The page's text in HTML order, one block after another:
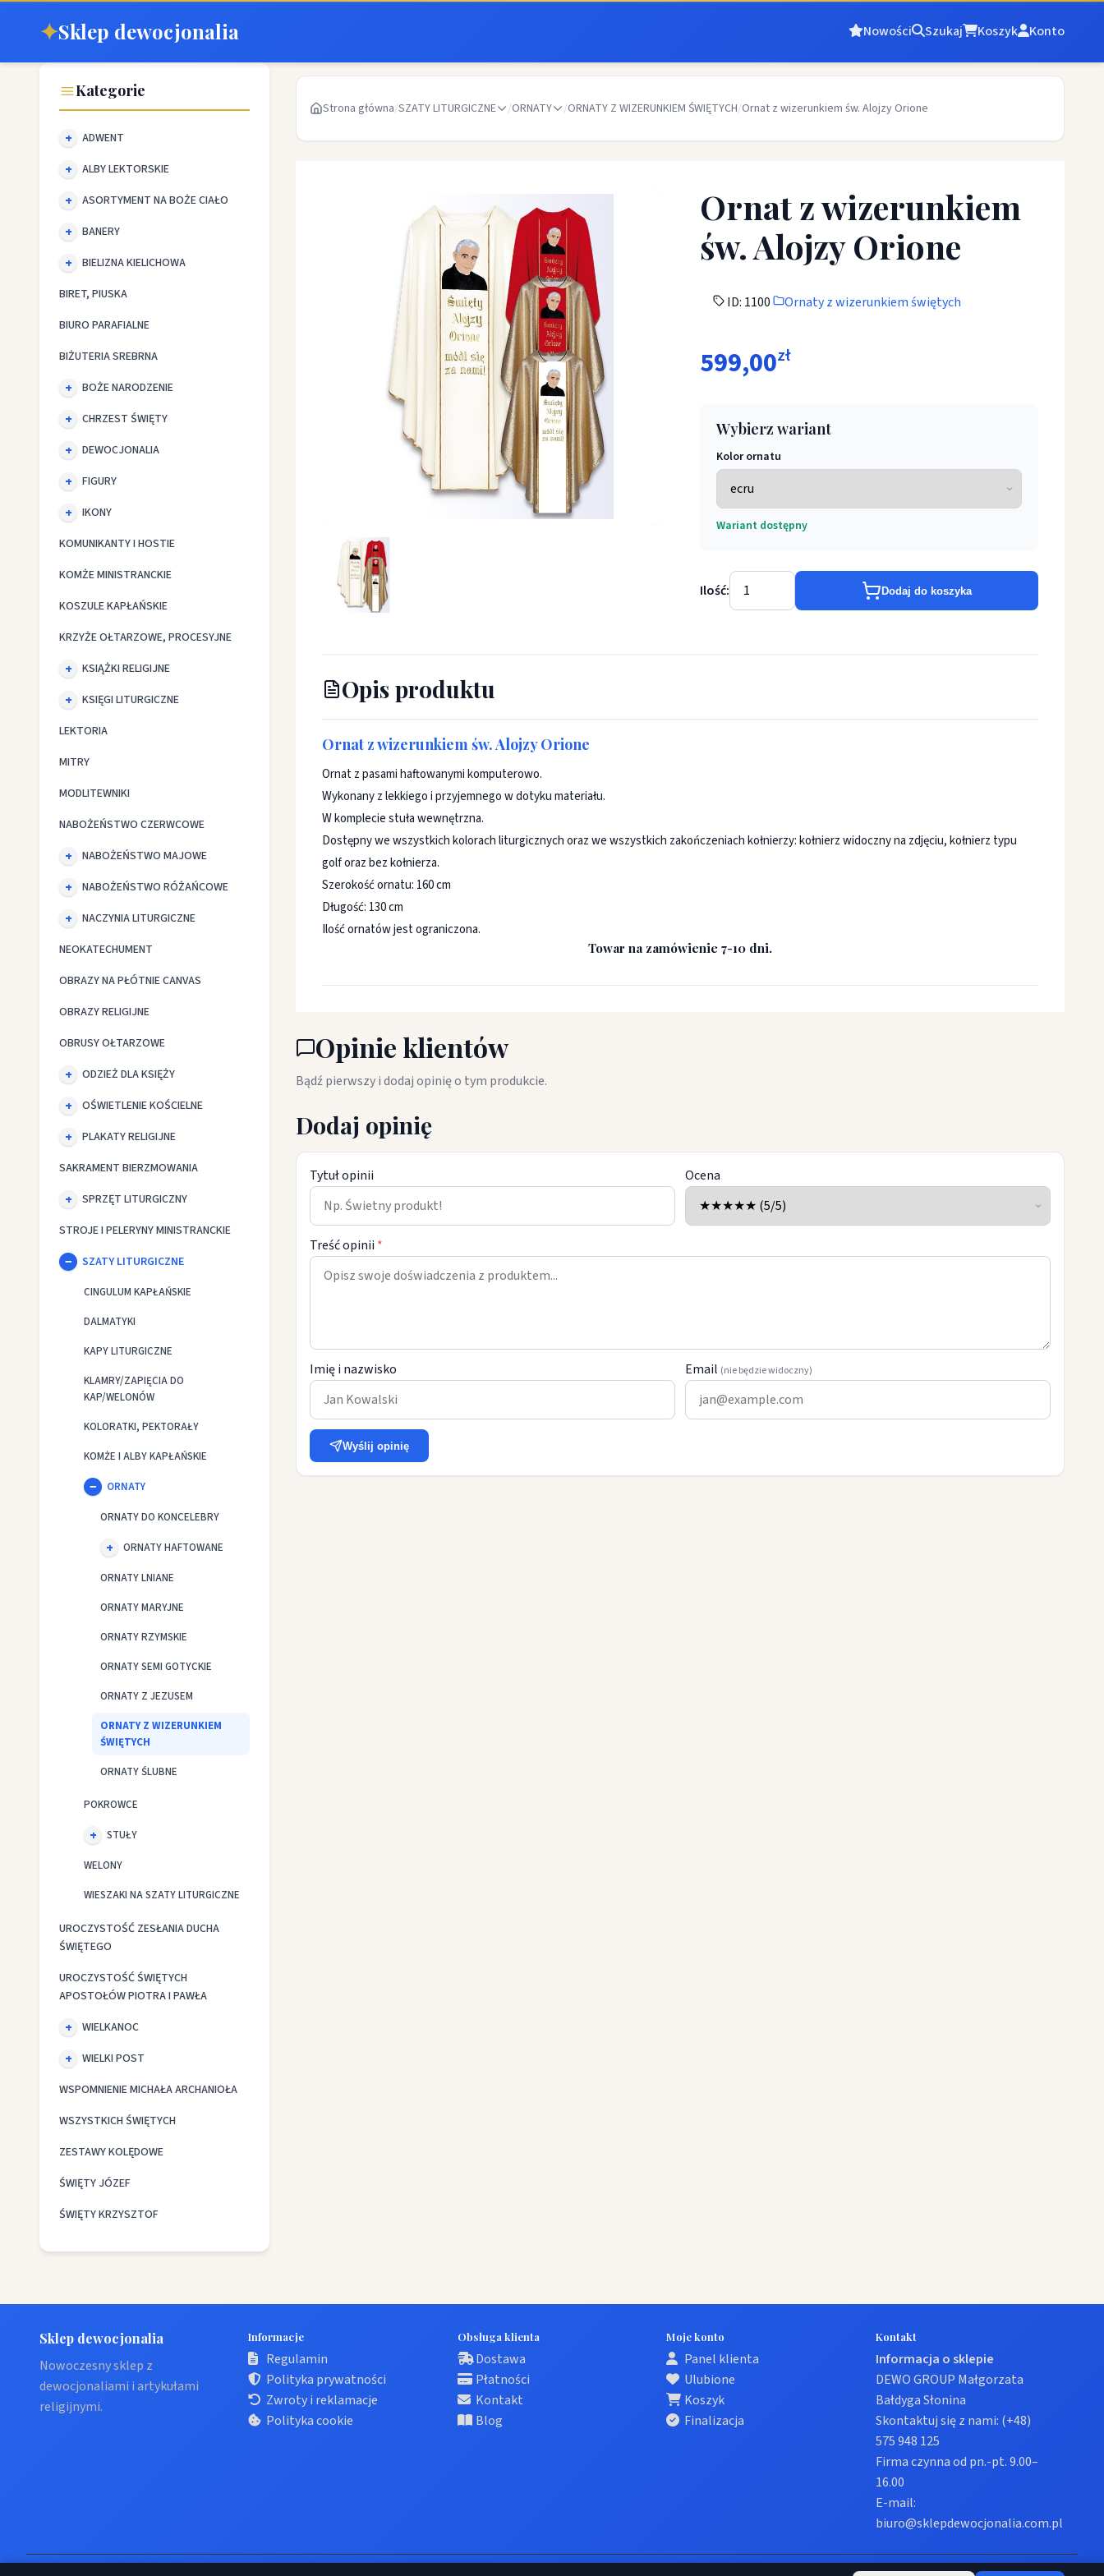
✦Sklep dewocjonalia Nowości Szukaj Koszyk Konto
Kategorie
ADWENT
ALBY LEKTORSKIE
ASORTYMENT NA BOŻE CIAŁO
BANERY
BIELIZNA KIELICHOWA
BIRET, PIUSKA
BIURO PARAFIALNE
BIŻUTERIA SREBRNA
BOŻE NARODZENIE
CHRZEST ŚWIĘTY
DEWOCJONALIA
FIGURY
IKONY
KOMUNIKANTY I HOSTIE
KOMŻE MINISTRANCKIE
KOSZULE KAPŁAŃSKIE
KRZYŻE OŁTARZOWE, PROCESYJNE
KSIĄŻKI RELIGIJNE
KSIĘGI LITURGICZNE
LEKTORIA
MITRY
MODLITEWNIKI
NABOŻEŃSTWO CZERWCOWE
NABOŻEŃSTWO MAJOWE
NABOŻEŃSTWO RÓŻAŃCOWE
NACZYNIA LITURGICZNE
NEOKATECHUMENT
OBRAZY NA PŁÓTNIE CANVAS
OBRAZY RELIGIJNE
OBRUSY OŁTARZOWE
ODZIEŻ DLA KSIĘŻY
OŚWIETLENIE KOŚCIELNE
PLAKATY RELIGIJNE
SAKRAMENT BIERZMOWANIA
SPRZĘT LITURGICZNY
STROJE I PELERYNY MINISTRANCKIE
SZATY LITURGICZNE
CINGULUM KAPŁAŃSKIE
DALMATYKI
KAPY LITURGICZNE
KLAMRY/ZAPIĘCIA DO
KAP/WELONÓW
KOLORATKI, PEKTORAŁY
KOMŻE I ALBY KAPŁAŃSKIE
ORNATY
ORNATY DO KONCELEBRY
ORNATY HAFTOWANE
ORNATY LNIANE
ORNATY MARYJNE
ORNATY RZYMSKIE
ORNATY SEMI GOTYCKIE
ORNATY Z JEZUSEM
ORNATY Z WIZERUNKIEM
ŚWIĘTYCH
ORNATY ŚLUBNE
POKROWCE
STUŁY
WELONY
WIESZAKI NA SZATY LITURGICZNE
UROCZYSTOŚĆ ZESŁANIA DUCHA
ŚWIĘTEGO
UROCZYSTOŚĆ ŚWIĘTYCH
APOSTOŁÓW PIOTRA I PAWŁA
WIELKANOC
WIELKI POST
WSPOMNIENIE MICHAŁA ARCHANIOŁA
WSZYSTKICH ŚWIĘTYCH
ZESTAWY KOLĘDOWE
ŚWIĘTY JÓZEF
ŚWIĘTY KRZYSZTOF
Strona główna/SZATY LITURGICZNE /ORNATY /ORNATY Z WIZERUNKIEM ŚWIĘTYCH/Ornat z wizerunkiem św. Alojzy Orione
Ornat z wizerunkiem św. Alojzy Orione - Ornaty z wizerunkiem świętych - Ornat z wizerunkiem św. Alojzy Orione
Ornat z wizerunkiem
św. Alojzy Orione
ID: 1100 Ornaty z wizerunkiem świętych
599,00zł
Wybierz wariant
Kolor ornatu
Wariant dostępny
Ilość: Dodaj do koszyka
Opis produktu
Ornat z wizerunkiem św. Alojzy Orione
Ornat z pasami haftowanymi komputerowo.
Wykonany z lekkiego i przyjemnego w dotyku materiału.
W komplecie stuła wewnętrzna.
Dostępny we wszystkich kolorach liturgicznych oraz we wszystkich zakończeniach kołnierzy: kołnierz widoczny na zdjęciu, kołnierz typu
golf oraz bez kołnierza.
Szerokość ornatu: 160 cm
Długość: 130 cm
Ilość ornatów jest ograniczona.
Towar na zamówienie 7-10 dni.
Opinie klientów
Bądź pierwszy i dodaj opinię o tym produkcie.
Dodaj opinię
Tytuł opinii Ocena
Treść opinii *
Imię i nazwisko Email (nie będzie widoczny)
Wyślij opinię
Sklep dewocjonalia
Nowoczesny sklep z
dewocjonaliami i artykułami
religijnymi.
Informacje
Regulamin
Polityka prywatności
Zwroty i reklamacje
Polityka cookie
Obsługa klienta
Dostawa
Płatności
Kontakt
Blog
Moje konto
Panel klienta
Ulubione
Koszyk
Finalizacja
Kontakt
Informacja o sklepie
DEWO GROUP Małgorzata
Bałdyga Słonina
Skontaktuj się z nami: (+48)
575 948 125
Firma czynna od pn.-pt. 9.00–
16.00
E-mail:
biuro@sklepdewocjonalia.com.pl